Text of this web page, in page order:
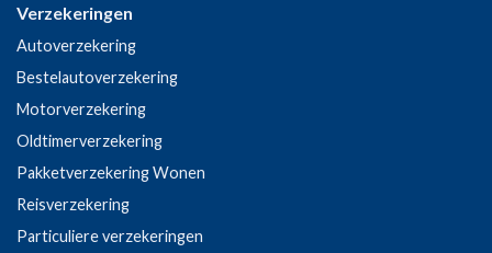
Verzekeringen
Autoverzekering
Bestelautoverzekering
Motorverzekering
Oldtimerverzekering
Pakketverzekering Wonen
Reisverzekering
Particuliere verzekeringen